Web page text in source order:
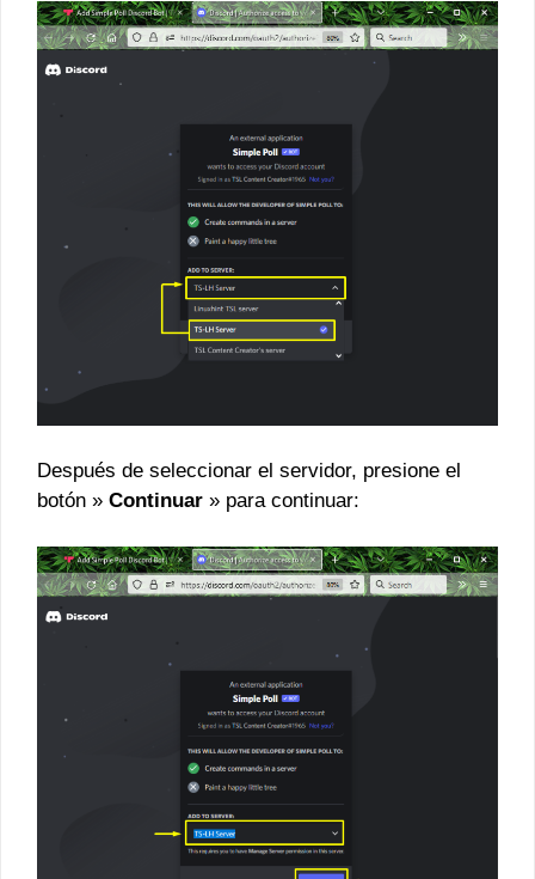
Después de seleccionar el servidor, presione el
botón » Continuar » para continuar: